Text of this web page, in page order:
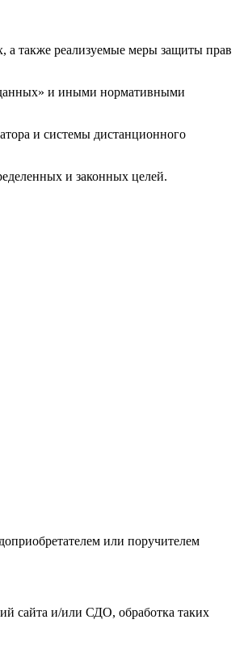
также реализуемые меры защиты прав
данных» и иными нормативными
и системы дистанционного
и законных целей.
или поручителем
сайта и/или СДО, обработка таких